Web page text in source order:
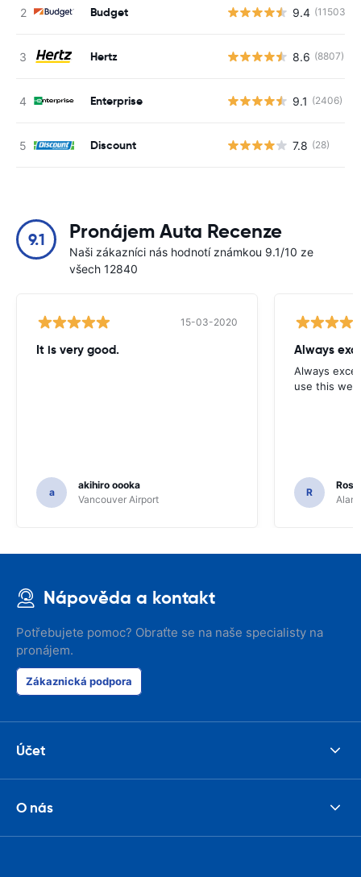
Budget 9.4 (11503)
Hertz 8.6 (8807)
Enterprise 9.1 (2406)
Discount 7.8 (28)
9.1 Pronájem Auta Recenze
Naši zákazníci nás hodnotí známkou 9.1/10 ze
všech 12840
15-03-2020
It is very good.
a
akihiro oooka
Vancouver Airport
Always
Always
use this
R
Nápověda a kontakt
Potřebujete pomoc? Obraťte se na naše specialisty na
pronájem.
Zákaznická podpora
Účet
O nás